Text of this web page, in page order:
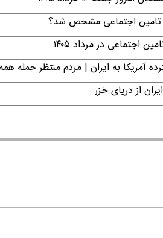
تامین اجتماعی مشخص شد؟
در مرداد ۱۴۰۵
به ایران | مردم منتظر حمله
از دریای خزر